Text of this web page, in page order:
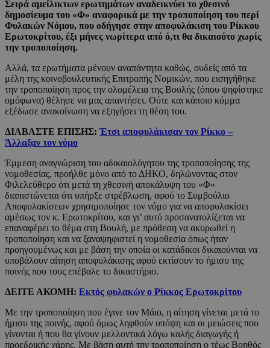
Σειρά αμείλικτων ερωτημάτων αναδεικνύει το χθεσινό
δημοσίευμα του «Φ» αναφορικά με την τροποποίηση του περί
Φυλακών Νόμου, που οδήγησε στην αποφυλάκιση του Ρίκκου
Ερωτοκρίτου, έξι μήνες νωρίτερα από ό,τι θα δικαιούτο χωρίς
την τροποποίηση.
Αλλά, τα ερωτήματα μένουν αναπάντητα καθώς, ουδείς από τα
μέλη της κοινοβουλευτικής Επιτροπής Νομικών, που εισηγήθηκε
την τροποποίηση προς την ολομέλεια της Βουλής (όπου ψηφίστηκε
ομόφωνα) θέλησε να μας απαντήσει. Ούτε και κάποιο κόμμα
εξέδωσε ανακοίνωση να εξηγήσει τη θέση του.
ΔΙΑΒΑΣΤΕ ΕΠΙΣΗΣ:Έτσι αποφυλάκισαν τον Ρίκκο –
Άλλαξαν τον νόμο
Έμμεση αναγνώριση του αδικαιολόγητου της τροποποίησης της
νομοθεσίας, προήλθε μόνο από το ΔΗΚΟ, δηλώνοντας στον
Φιλελεύθερο ότι μετά τη χθεσινή αποκάλυψη του «Φ»
διαπιστώνεται ότι υπήρξε στρέβλωση, αφού το Συμβούλιο
Αποφυλακίσεων χρησιμοποίησε τον νόμο για να αποφυλακίσει
αμέσως τον κ. Ερωτοκρίτου, και γι’ αυτό προσανατολίζεται να
επαναφέρει το θέμα στη Βουλή, με πρόθεση να ακυρωθεί η
τροποποίηση και να ξαναψηφιστεί η νομοθεσία όπως ήταν
προηγουμένως και με βάση την οποία οι κατάδικοι δικαιούνται να
υποβάλουν αίτηση αποφυλάκισης αφού εκτίσουν το ήμισυ της
ποινής που τους επέβαλε το δικαστήριο.
ΔΕΙΤΕ ΑΚΟΜΗ: Εκτός φυλακών ο Ρίκκος Ερωτοκρίτου
Με την τροποποίηση που έγινε τον Μάιο, η αίτηση γίνεται μετά το
ήμισυ της ποινής, αφού όμως ληφθούν υπόψη και οι μειώσεις που
γίνονται ή που θα γίνουν μελλοντικά λόγω καλής διαγωγής ή
προεδρικής χάρης. Με βάση αυτή την τροποποίηση ο τέως Βοηθός